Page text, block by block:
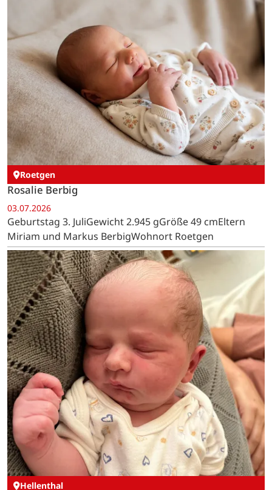
Roetgen
Rosalie Berbig
03.07.2026
Geburtstag 3. JuliGewicht 2.945 gGröße 49 cmEltern
Miriam und Markus BerbigWohnort Roetgen
Hellenthal